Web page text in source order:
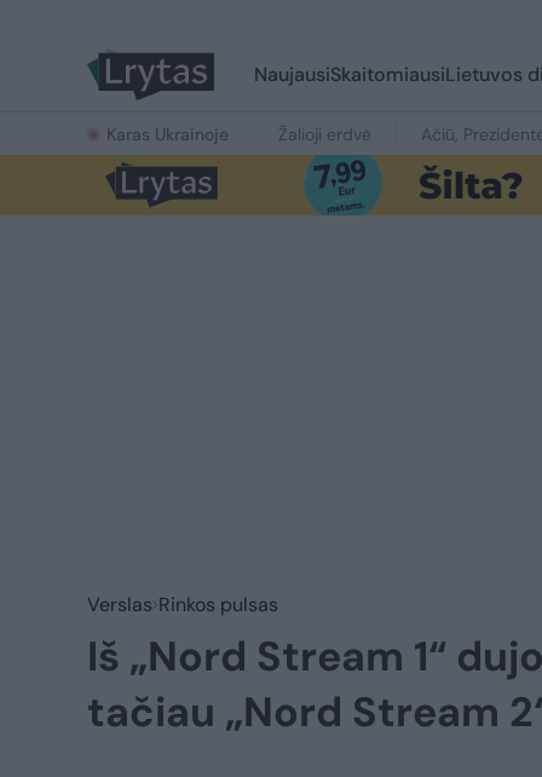
NaujausiSkaitomiausiLietuvos
Karas Ukrainoje Žalioji erdvė Ačiū,
Verslas Rinkos pulsas
Iš „Nord Stream 1“
tačiau „Nord Stream